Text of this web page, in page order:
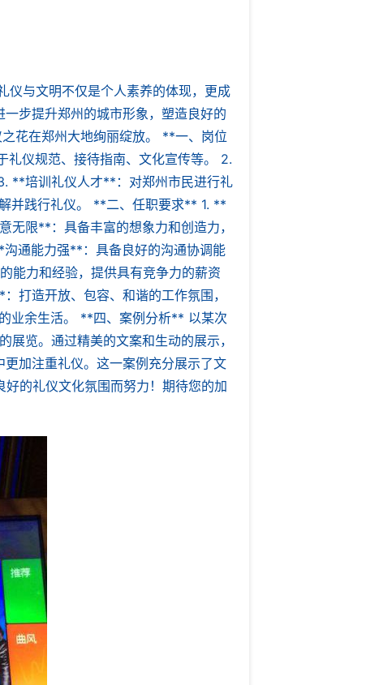
与文明不仅是个人素养的体现，更成
步提升郑州的城市形象，塑造良好的
花在郑州大地绚丽绽放。 **一、岗位
仪规范、接待指南、文化宣传等。 2.
**培训礼仪人才**：对郑州市民进行礼
并践行礼仪。 **二、任职要求** 1. **
限**：具备丰富的想象力和创造力，
通能力强**：具备良好的沟通协调能
能力和经验，提供具有竞争力的薪资
打造开放、包容、和谐的工作氛围，
业余生活。 **四、案例分析** 以某次
展览。通过精美的文案和生动的展示，
加注重礼仪。这一案例充分展示了文
的礼仪文化氛围而努力！期待您的加